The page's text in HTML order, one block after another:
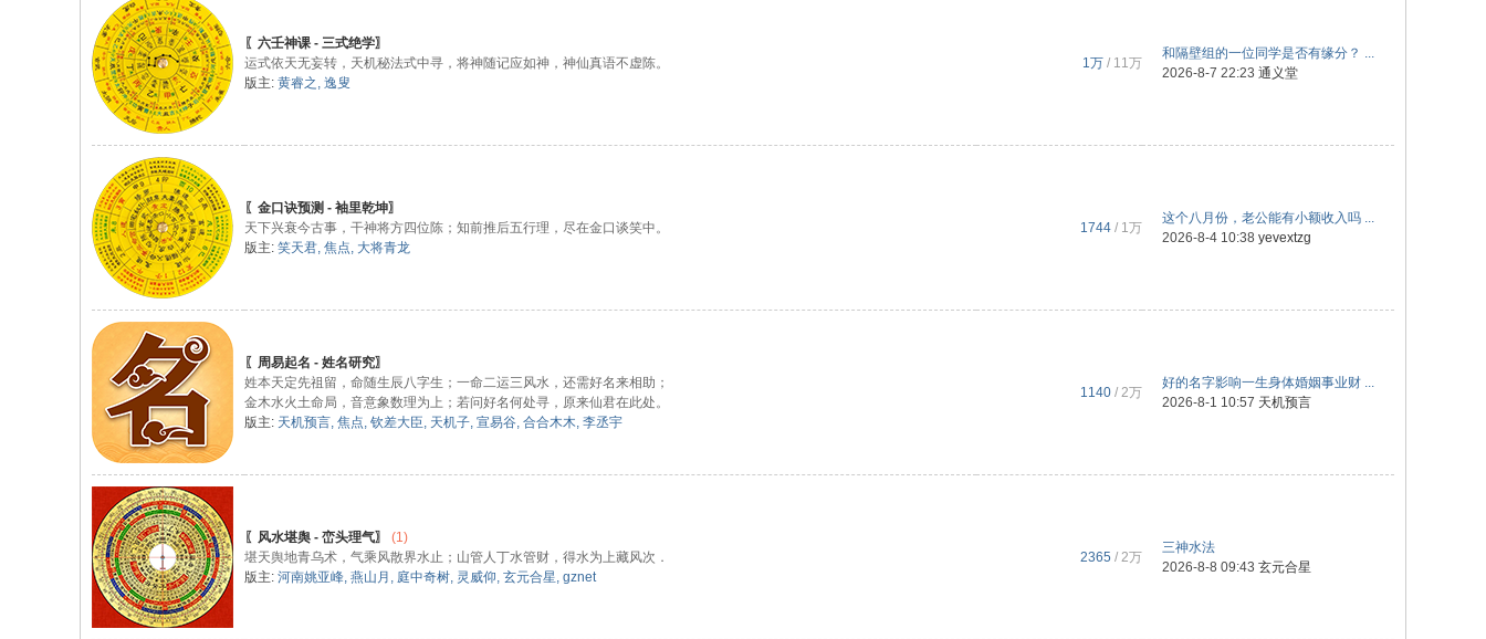
〖六壬神课 - 三式绝学〗
运式依天无妄转，天机秘法式中寻，将神随记应如神，神仙真语不虚陈。
版主: 黄睿之 , 逸叟
1万 / 11万
和隔壁组的一位同学是否有缘分？ ...
2026-8-7 22:23 通义堂
〖金口诀预测 - 袖里乾坤〗
天下兴衰今古事，干神将方四位陈；知前推后五行理，尽在金口谈笑中。
版主: 笑天君, 焦点, 大将青龙
1744 / 1万
这个八月份，老公能有小额收入吗 ...
2026-8-4 10:38 yevextzg
〖周易起名 - 姓名研究〗
姓本天定先祖留，命随生辰八字生；一命二运三风水，还需好名来相助；
金木水火土命局，音意象数理为上；若问好名何处寻，原来仙君在此处。
版主: 天机预言, 焦点, 钦差大臣, 天机子, 宣易谷, 合合木木, 李丞宇
1140 / 2万
好的名字影响一生身体婚姻事业财 ...
2026-8-1 10:57 天机预言
〖风水堪舆 - 峦头理气〗
(1)
堪天舆地青乌术，气乘风散界水止；山管人丁水管财，得水为上藏风次．
版主: 河南姚亚峰, 燕山月 , 庭中奇树, 灵威仰, 玄元合星, gznet
2365 / 2万
三神水法
2026-8-8 09:43 玄元合星